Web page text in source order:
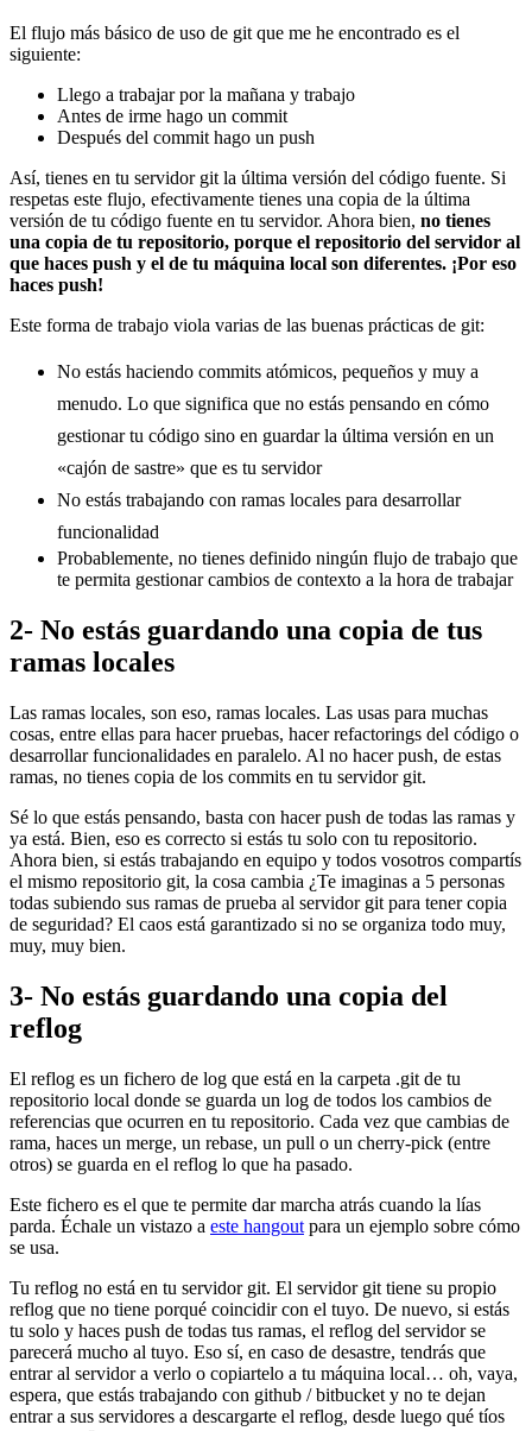
El flujo más básico de uso de git que me he encontrado es el
siguiente:
Llego a trabajar por la mañana y trabajo
Antes de irme hago un commit
Después del commit hago un push
Así, tienes en tu servidor git la última versión del código fuente. Si
respetas este flujo, efectivamente tienes una copia de la última
versión de tu código fuente en tu servidor. Ahora bien, no tienes
una copia de tu repositorio, porque el repositorio del servidor al
que haces push y el de tu máquina local son diferentes. ¡Por eso
haces push!
Este forma de trabajo viola varias de las buenas prácticas de git:
No estás haciendo commits atómicos, pequeños y muy a
menudo. Lo que significa que no estás pensando en cómo
gestionar tu código sino en guardar la última versión en un
«cajón de sastre» que es tu servidor
No estás trabajando con ramas locales para desarrollar
funcionalidad
Probablemente, no tienes definido ningún flujo de trabajo que
te permita gestionar cambios de contexto a la hora de trabajar
2- No estás guardando una copia de tus
ramas locales
Las ramas locales, son eso, ramas locales. Las usas para muchas
cosas, entre ellas para hacer pruebas, hacer refactorings del código o
desarrollar funcionalidades en paralelo. Al no hacer push, de estas
ramas, no tienes copia de los commits en tu servidor git.
Sé lo que estás pensando, basta con hacer push de todas las ramas y
ya está. Bien, eso es correcto si estás tu solo con tu repositorio.
Ahora bien, si estás trabajando en equipo y todos vosotros compartís
el mismo repositorio git, la cosa cambia ¿Te imaginas a 5 personas
todas subiendo sus ramas de prueba al servidor git para tener copia
de seguridad? El caos está garantizado si no se organiza todo muy,
muy, muy bien.
3- No estás guardando una copia del
reflog
El reflog es un fichero de log que está en la carpeta .git de tu
repositorio local donde se guarda un log de todos los cambios de
referencias que ocurren en tu repositorio. Cada vez que cambias de
rama, haces un merge, un rebase, un pull o un cherry-pick (entre
otros) se guarda en el reflog lo que ha pasado.
Este fichero es el que te permite dar marcha atrás cuando la lías
parda. Échale un vistazo a este hangout para un ejemplo sobre cómo
se usa.
Tu reflog no está en tu servidor git. El servidor git tiene su propio
reflog que no tiene porqué coincidir con el tuyo. De nuevo, si estás
tu solo y haces push de todas tus ramas, el reflog del servidor se
parecerá mucho al tuyo. Eso sí, en caso de desastre, tendrás que
entrar al servidor a verlo o copiartelo a tu máquina local… oh, vaya,
espera, que estás trabajando con github / bitbucket y no te dejan
entrar a sus servidores a descargarte el reflog, desde luego qué tíos